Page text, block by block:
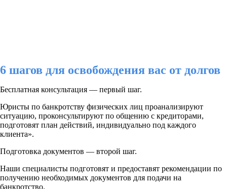
6 шагов для освобождения вас от долгов
Бесплатная консультация — первый шаг.
Юристы по банкротству физических лиц проанализируют
ситуацию, проконсультируют по общению с кредиторами,
подготовят план действий, индивидуально под каждого
клиента».
Подготовка документов — второй шаг.
Наши специалисты подготовят и предоставят рекомендации по
получению необходимых документов для подачи на
банкротство.